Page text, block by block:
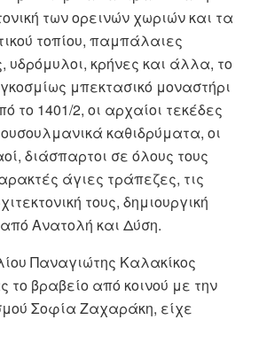
των ορεινών χωριών και τα
τοπίου, παμπάλαιες
υδρόμυλοι, κρήνες και άλλα, το
μπεκτασικό μοναστήρι
το 1401/2, οι αρχαίοι τεκέδες
καθιδρύματα, οι
διάσπαρτοι σε όλους τους
άγιες τράπεζες, τις
τους, δημιουργική
Ανατολή και Δύση.
Παναγιώτης Καλακίκος
βραβείο από κοινού με την
Σοφία Ζαχαράκη, είχε